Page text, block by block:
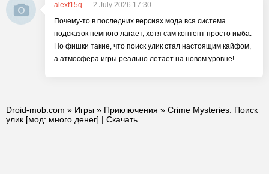
alexf15q
2 July 2026 17:30
Почему-то в последних версиях мода вся система
подсказок немного лагает, хотя сам контент просто имба.
Но фишки такие, что поиск улик стал настоящим кайфом,
а атмосфера игры реально летает на новом уровне!
Droid-mob.com » Игры » Приключения » Crime Mysteries: Поиск
улик [мод: много денег] | Скачать